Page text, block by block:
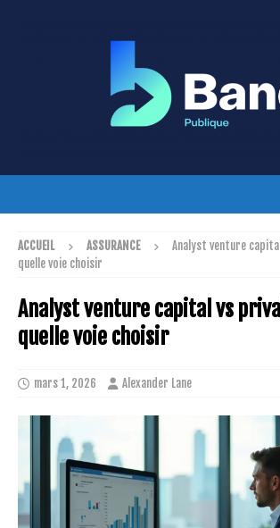
ACCUEIL ASSURANCE
Analyst venture
quelle voie choisir
Analyst venture capital vs
quelle voie choisir
mars 1, 2026 Alexander Lane